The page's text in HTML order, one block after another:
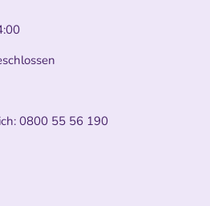
0800 55 56 190